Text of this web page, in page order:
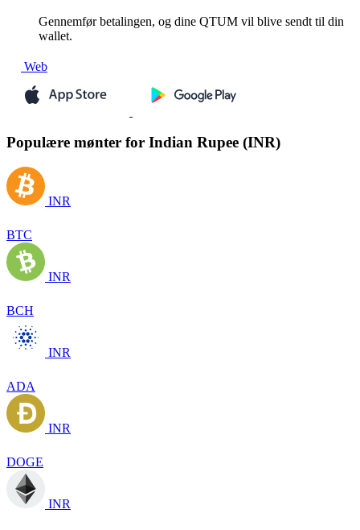
Gennemfør betalingen, og dine QTUM vil blive sendt til din
wallet.
Web
Populære mønter for Indian Rupee (INR)
INR
BTC
INR
BCH
INR
ADA
INR
DOGE
INR